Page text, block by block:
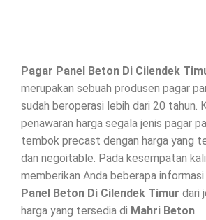
Pagar Panel Beton Di Cilendek
merupakan sebuah produsen pagar
sudah beroperasi lebih dari 20 tahun.
penawaran harga segala jenis pagar
tembok precast dengan harga yang
dan negoitable. Pada kesempatan
memberikan Anda beberapa informasi
Panel Beton Di Cilendek Timur dari
harga yang tersedia di Mahri Beton